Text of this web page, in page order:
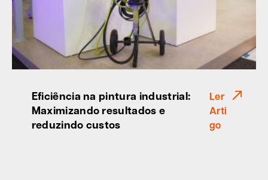
Eficiência na pintura industrial:
Maximizando resultados e
reduzindo custos
Ler
Arti
go